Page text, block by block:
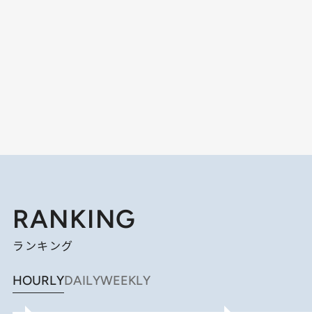
RANKING
ランキング
HOURLYDAILYWEEKLY